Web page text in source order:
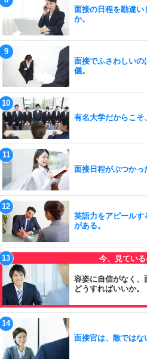
面接の日程を勘違い
か。
面接でふさわしいの
儀。
有名大学だからこそ
面接日程がぶつかっ
英語力をアピールす
がある。
容姿に自信がなく、
どうすればいいか。
面接官は、敵ではな